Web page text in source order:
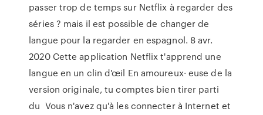
passer trop de temps sur Netflix à regarder des
séries ? mais il est possible de changer de
langue pour la regarder en espagnol. 8 avr.
2020 Cette application Netflix t'apprend une
langue en un clin d'œil En amoureux· euse de la
version originale, tu comptes bien tirer parti
du Vous n'avez qu'à les connecter à Internet et